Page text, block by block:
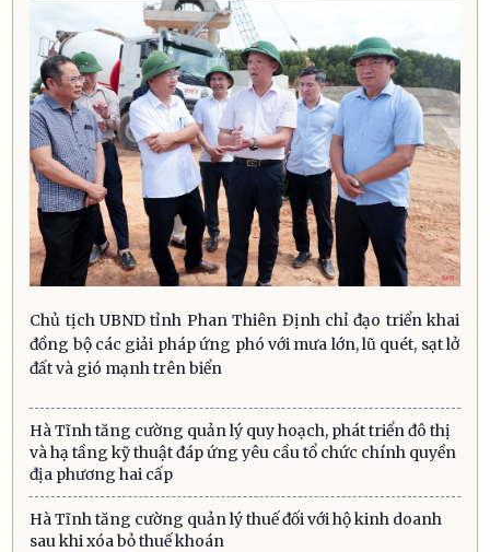
Chủ tịch UBND tỉnh Phan Thiên Định chỉ đạo triển khai
đồng bộ các giải pháp ứng phó với mưa lớn, lũ quét, sạt lở
đất và gió mạnh trên biển
Hà Tĩnh tăng cường quản lý quy hoạch, phát triển đô thị
và hạ tầng kỹ thuật đáp ứng yêu cầu tổ chức chính quyền
địa phương hai cấp
Hà Tĩnh tăng cường quản lý thuế đối với hộ kinh doanh
sau khi xóa bỏ thuế khoán